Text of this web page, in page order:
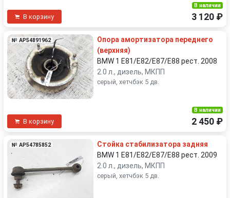
В корзину
В наличии
3 120 ₽
№ AP54891962
Опора амортизатора переднего
(верхняя)
BMW 1 E81/E82/E87/E88 рест. 2008
2.0 л., дизель, МКПП
серый, хетчбэк 5 дв.
В корзину
В наличии
2 450 ₽
№ AP54785852
Стойка стабилизатора задняя
BMW 1 E81/E82/E87/E88 рест. 2009
2.0 л., дизель, МКПП
серый, хетчбэк 5 дв.